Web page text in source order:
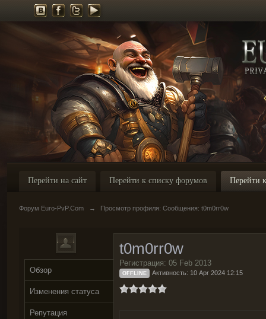
Перейти на сайт Перейти к списку форумов Перейти
Форум Euro-PvP.Com → Просмотр профиля: Сообщения: t0m0rr0w
Обзор
Изменения статуса
Репутация
t0m0rr0w
Регистрация: 05 Feb 2013
OFFLINE Активность: 10 Apr 2024 12:15